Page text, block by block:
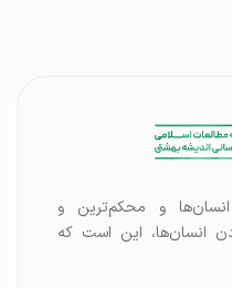
و محکم‌ترین و
انسان‌ها، این است که